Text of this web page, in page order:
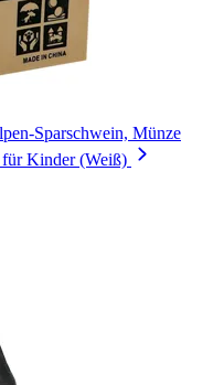
Sparschwein, Münze
für Kinder (Weiß)